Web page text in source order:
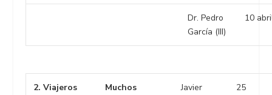
Dr. Pedro
García (III)
10
2. Viajeros
Muchos
Javier
25